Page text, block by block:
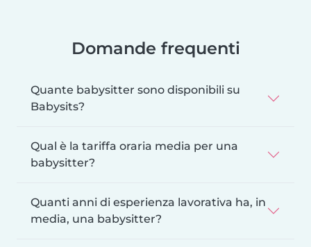
Domande frequenti
Quante babysitter sono disponibili su
Babysits?
Qual è la tariffa oraria media per una
babysitter?
Quanti anni di esperienza lavorativa ha, in
media, una babysitter?